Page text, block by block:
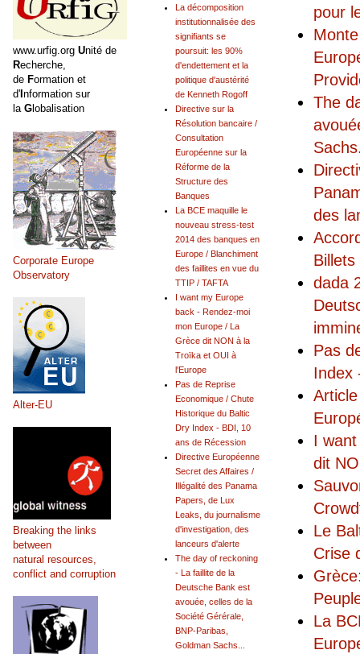
pour
The
des
dada
Pas
Index
I
dit
Le
Crise
La
La décomposition
institutionnalisée des
signifiants se
poursuit: les 90%
d'endettement et la
politique d'austérité
de Kenneth Rogoff
Directive sur la
Résolution bancaire /
Consultation
Européenne sur la
Réforme de la
Structure des
Banques
La BCE maquille le
nouveau stress-test
2014 des banques en
Europe / Blanchiment
des faillites en vue du
TTIP / TAFTA
I want my Europe
back - Rendez-moi
mon Europe / La
Grèce dit NON à la
Troïka et OUI à
l'Europe
Pas de Reprise
Economique / Chute
Historique du Baltic
Dry Index - BDI, 10
ans de Récession
Directive Européenne
Secret des Affaires /
Illégalité des Panama
Papers, de Lux
Leaks, du journalisme
d'investigation, des
lanceurs d'alerte
The day of reckoning
- La faillite de la
Deutsche Bank est
avouée, celles de la
Société Gérérale,
BNP-Paribas,
Goldman Sachs...
www.urfig.org Unité de
Recherche,
de Formation et
d'Information sur
la Globalisation
Corporate Europe
Observatory
Alter-EU
Breaking the links
between
natural resources,
conflict and corruption